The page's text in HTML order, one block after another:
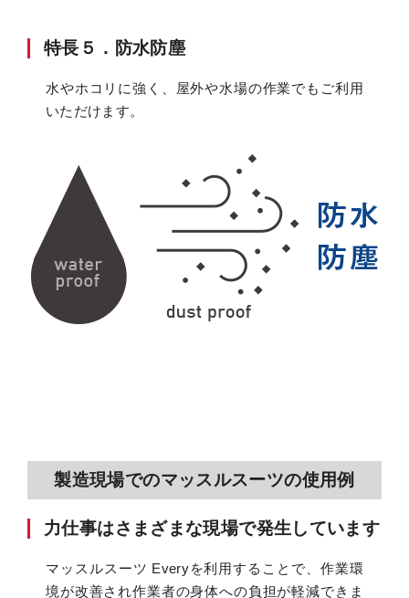
特長５．防水防塵
水やホコリに強く、屋外や水場の作業でもご利用
いただけます。
製造現場でのマッスルスーツの使用例
力仕事はさまざまな現場で発生しています
マッスルスーツ Everyを利用することで、作業環
境が改善され作業者の身体への負担が軽減できま